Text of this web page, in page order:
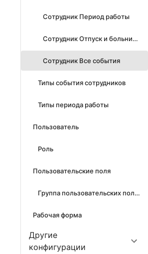
Сотрудник Период работы
Сотрудник Отпуск и больничные
Сотрудник Все события
Типы события сотрудников
Типы периода работы
Пользователь
Роль
Пользовательские поля
Группа пользовательских полей
Рабочая форма
Другие
конфигурации